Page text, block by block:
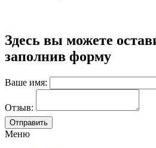
Здесь вы можете
заполнив форму
Ваше имя:
Отзыв:
Меню